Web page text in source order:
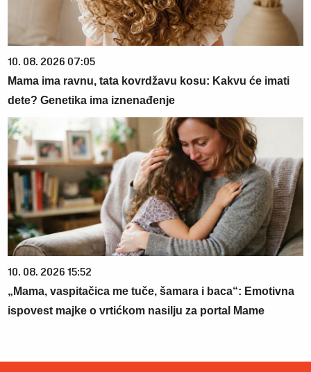
10. 08. 2026 07:05
Mama ima ravnu, tata kovrdžavu kosu: Kakvu će imati
dete? Genetika ima iznenađenje
10. 08. 2026 15:52
„Mama, vaspitačica me tuče, šamara i baca“: Emotivna
ispovest majke o vrtićkom nasilju za portal Mame